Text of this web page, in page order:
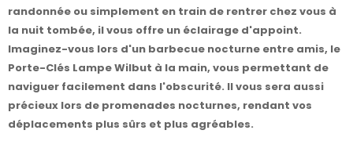
randonnée ou simplement en train de rentrer chez vous à
la nuit tombée, il vous offre un éclairage d'appoint.
Imaginez-vous lors d'un barbecue nocturne entre amis, le
Porte-Clés Lampe Wilbut à la main, vous permettant de
naviguer facilement dans l'obscurité. Il vous sera aussi
précieux lors de promenades nocturnes, rendant vos
déplacements plus sûrs et plus agréables.